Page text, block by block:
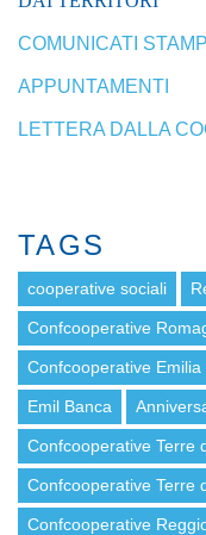
COMUNICATI
APPUNTAMENTI
LETTERA DALLA
TAGS
cooperative sociali
Confcooperative
Confcooperative Emilia
Emil Banca
Confcooperative Terre
Confcooperative Terre
Confcooperative